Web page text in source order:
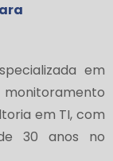
em
em TI, com
30 anos no